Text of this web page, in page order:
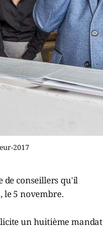
2017
de conseillers qu'il
le 5 novembre.
un huitième mandat